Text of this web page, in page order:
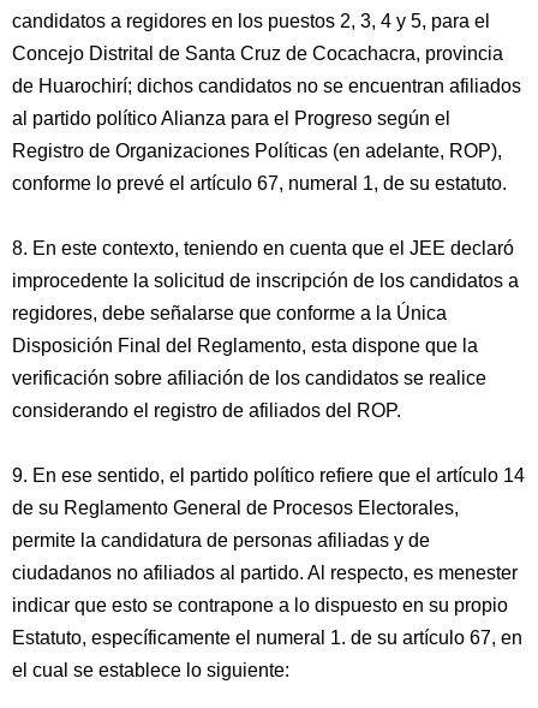
candidatos a regidores en los puestos 2, 3, 4 y 5, para el
Concejo Distrital de Santa Cruz de Cocachacra, provincia
de Huarochirí; dichos candidatos no se encuentran afiliados
al partido político Alianza para el Progreso según el
Registro de Organizaciones Políticas (en adelante, ROP),
conforme lo prevé el artículo 67, numeral 1, de su estatuto.
8. En este contexto, teniendo en cuenta que el JEE declaró
improcedente la solicitud de inscripción de los candidatos a
regidores, debe señalarse que conforme a la Única
Disposición Final del Reglamento, esta dispone que la
verificación sobre afiliación de los candidatos se realice
considerando el registro de afiliados del ROP.
9. En ese sentido, el partido político refiere que el artículo 14
de su Reglamento General de Procesos Electorales,
permite la candidatura de personas afiliadas y de
ciudadanos no afiliados al partido. Al respecto, es menester
indicar que esto se contrapone a lo dispuesto en su propio
Estatuto, específicamente el numeral 1. de su artículo 67, en
el cual se establece lo siguiente: